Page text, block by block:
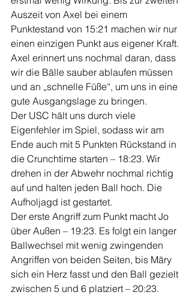
Auszeit von Axel bei einem
Punktestand von 15:21 machen wir nur
einen einzigen Punkt aus eigener Kraft.
Axel erinnert uns nochmal daran, dass
wir die Bälle sauber ablaufen müssen
und an „schnelle Füße“, um uns in eine
gute Ausgangslage zu bringen.
Der USC hält uns durch viele
Eigenfehler im Spiel, sodass wir am
Ende auch mit 5 Punkten Rückstand in
die Crunchtime starten – 18:23. Wir
drehen in der Abwehr nochmal richtig
auf und halten jeden Ball hoch. Die
Aufholjagd ist gestartet.
Der erste Angriff zum Punkt macht Jo
über Außen – 19:23. Es folgt ein langer
Ballwechsel mit wenig zwingenden
Angriffen von beiden Seiten, bis Märy
sich ein Herz fasst und den Ball gezielt
zwischen 5 und 6 platziert – 20:23.